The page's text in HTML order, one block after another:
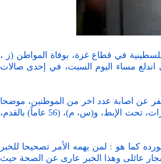
في قطاع غزة، بوفاة المواطن (ز ،
اندلع مساء اليوم السبت، في إحدى صالات
عن اصابة عدد اخر من الموطنين، موضحا
ان المصابين هم: (م، ش)، (16 عاماً) من سكان النصيرات، تحت الإبط، و(س، م)، (56 عاماً) بالقدم،
كما هو : لمن يهمه الأمر تصحيحا للخبر
عائلى وهذا الخبر عارى عن الصحة حيث